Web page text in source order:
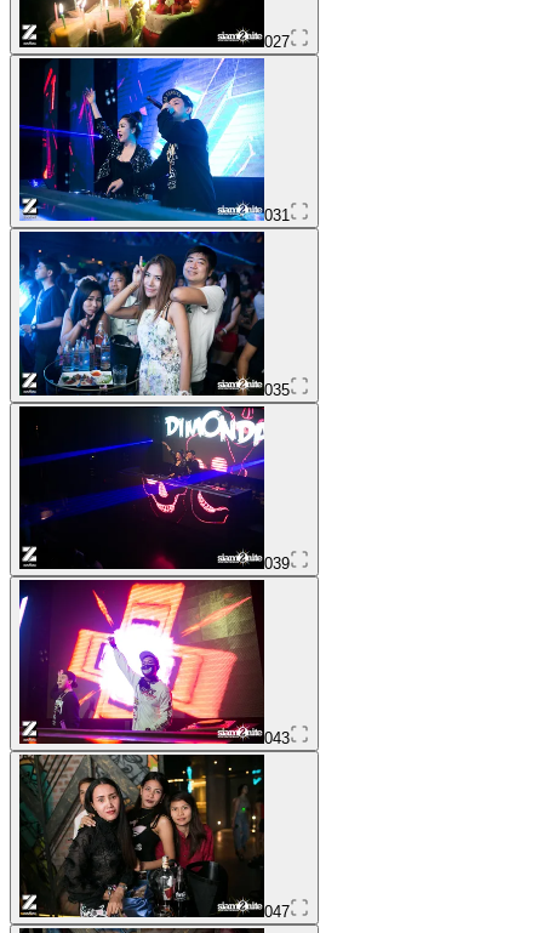
027
031
035
039
043
047